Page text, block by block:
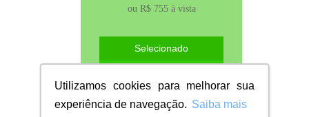
Utilizamos cookies para melhorar sua
experiência de navegação. Saiba mais
ou R$ 755 à vista